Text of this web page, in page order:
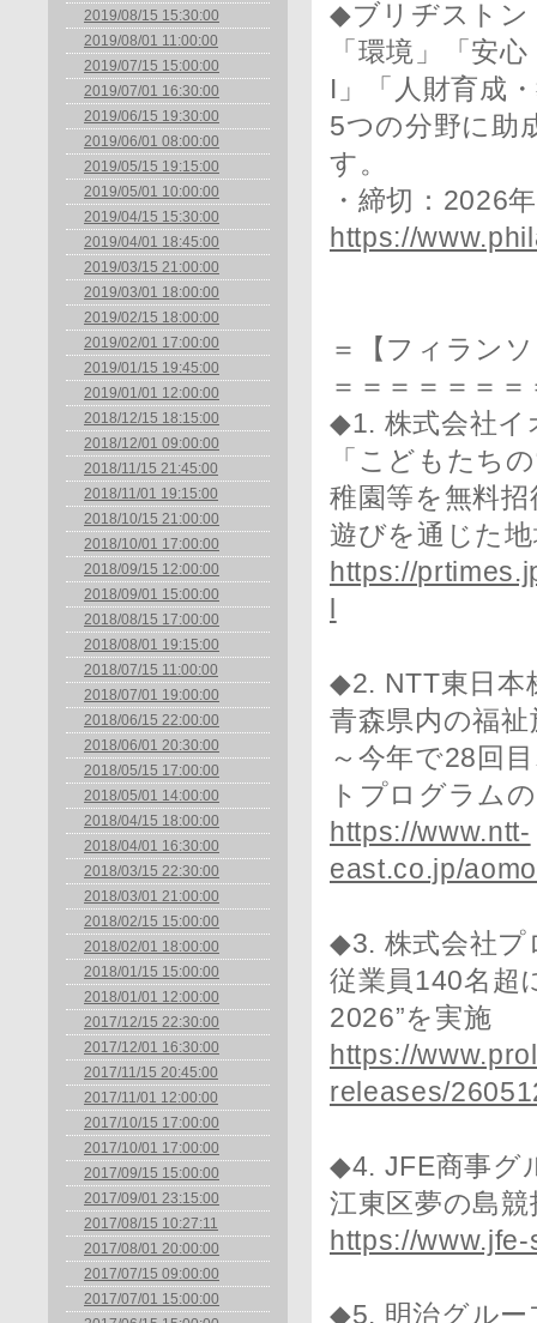
2019/08/15 15:30:00
2019/08/01 11:00:00
2019/07/15 15:00:00
2019/07/01 16:30:00
2019/06/15 19:30:00
2019/06/01 08:00:00
2019/05/15 19:15:00
2019/05/01 10:00:00
2019/04/15 15:30:00
2019/04/01 18:45:00
2019/03/15 21:00:00
2019/03/01 18:00:00
2019/02/15 18:00:00
2019/02/01 17:00:00
2019/01/15 19:45:00
2019/01/01 12:00:00
2018/12/15 18:15:00
2018/12/01 09:00:00
2018/11/15 21:45:00
2018/11/01 19:15:00
2018/10/15 21:00:00
2018/10/01 17:00:00
2018/09/15 12:00:00
2018/09/01 15:00:00
2018/08/15 17:00:00
2018/08/01 19:15:00
2018/07/15 11:00:00
2018/07/01 19:00:00
2018/06/15 22:00:00
2018/06/01 20:30:00
2018/05/15 17:00:00
2018/05/01 14:00:00
2018/04/15 18:00:00
2018/04/01 16:30:00
2018/03/15 22:30:00
2018/03/01 21:00:00
2018/02/15 15:00:00
2018/02/01 18:00:00
2018/01/15 15:00:00
2018/01/01 12:00:00
2017/12/15 22:30:00
2017/12/01 16:30:00
2017/11/15 20:45:00
2017/11/01 12:00:00
2017/10/15 17:00:00
2017/10/01 17:00:00
2017/09/15 15:00:00
2017/09/01 23:15:00
2017/08/15 10:27:11
2017/08/01 20:00:00
2017/07/15 09:00:00
2017/07/01 15:00:00
◆ブリヂストン
「環境」「安
I」「人財育成
5つの分野に助
す。
・締切：2026
https://
＝【フィラン
＝＝＝＝＝＝＝
◆1. 株式会社イ
「こどもたち
稚園等を無料招
遊びを通じた
https://
◆2. NTT東日本
青森県内の福
～今年で28回
トプログラム
https://www.ntt-
east.co.jp/
◆3. 株式会社プ
従業員140名超
2026”を実施
https://
releases/
◆4. JFE商事グ
江東区夢の島
https://
◆5. 明治グルー